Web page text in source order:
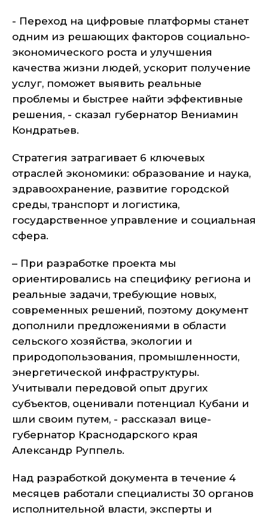
- Переход на цифровые платформы станет
одним из решающих факторов социально-
экономического роста и улучшения
качества жизни людей, ускорит получение
услуг, поможет выявить реальные
проблемы и быстрее найти эффективные
решения, - сказал губернатор Вениамин
Кондратьев.
Стратегия затрагивает 6 ключевых
отраслей экономики: образование и наука,
здравоохранение, развитие городской
среды, транспорт и логистика,
государственное управление и социальная
сфера.
– При разработке проекта мы
ориентировались на специфику региона и
реальные задачи, требующие новых,
современных решений, поэтому документ
дополнили предложениями в области
сельского хозяйства, экологии и
природопользования, промышленности,
энергетической инфраструктуры.
Учитывали передовой опыт других
субъектов, оценивали потенциал Кубани и
шли своим путем, - рассказал вице-
губернатор Краснодарского края
Александр Руппель.
Над разработкой документа в течение 4
месяцев работали специалисты 30 органов
исполнительной власти, эксперты и